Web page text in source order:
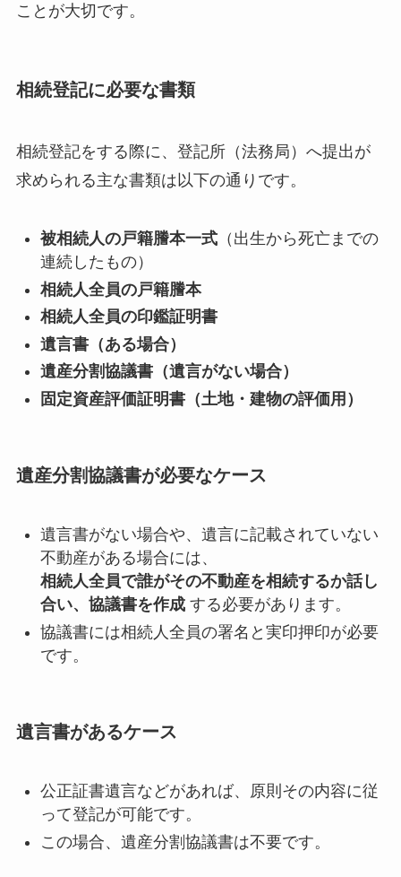
ことが大切です。
相続登記に必要な書類
相続登記をする際に、登記所（法務局）へ提出が
求められる主な書類は以下の通りです。
被相続人の戸籍謄本一式（出生から死亡までの
連続したもの）
相続人全員の戸籍謄本
相続人全員の印鑑証明書
遺言書（ある場合）
遺産分割協議書（遺言がない場合）
固定資産評価証明書（土地・建物の評価用）
遺産分割協議書が必要なケース
遺言書がない場合や、遺言に記載されていない
不動産がある場合には、
相続人全員で誰がその不動産を相続するか話し
合い、協議書を作成する必要があります。
協議書には相続人全員の署名と実印押印が必要
です。
遺言書があるケース
公正証書遺言などがあれば、原則その内容に従
って登記が可能です。
この場合、遺産分割協議書は不要です。